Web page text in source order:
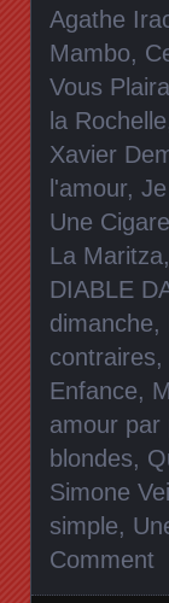
Agathe
Mambo,
Vous Plaira
la Rochelle
Xavier
l'amour,
Une
La Maritza,
DIABLE
dimanche,
contraires,
Enfance,
amour par
blondes,
Simone
simple,
Comment